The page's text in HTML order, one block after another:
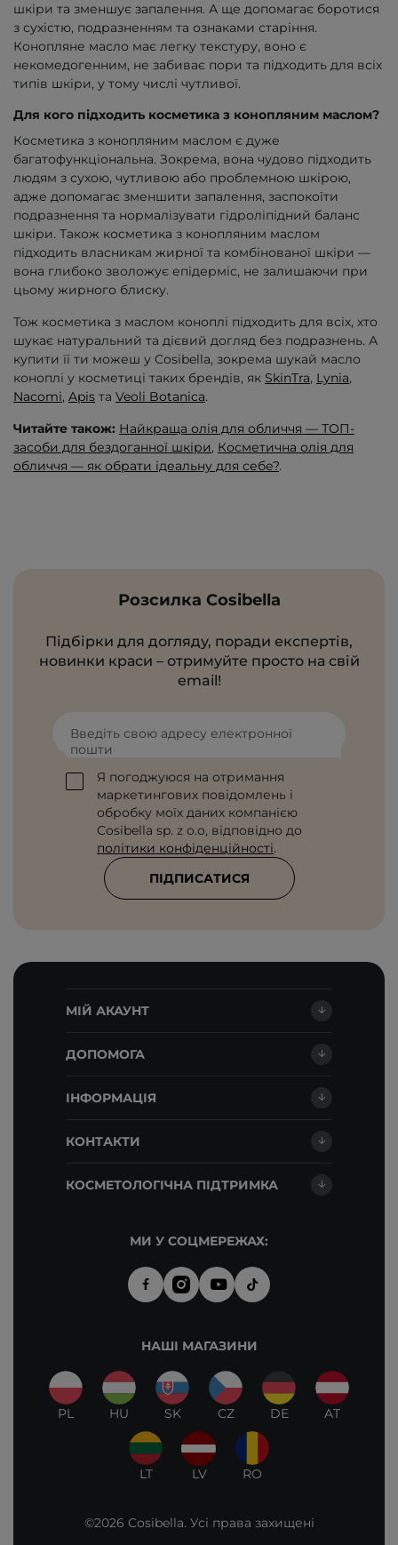
шкіри та зменшує запалення. А ще допомагає боротися
з сухістю, подразненням та ознаками старіння.
Конопляне масло має легку текстуру, воно є
некомедогенним, не забиває пори та підходить для всіх
типів шкіри, у тому числі чутливої.
Для кого підходить косметика з конопляним маслом?
Косметика з конопляним маслом є дуже
багатофункціональна. Зокрема, вона чудово підходить
людям з сухою, чутливою або проблемною шкірою,
адже допомагає зменшити запалення, заспокоїти
подразнення та нормалізувати гідроліпідний баланс
шкіри. Також косметика з конопляним маслом
підходить власникам жирної та комбінованої шкіри —
вона глибоко зволожує епідерміс, не залишаючи при
цьому жирного блиску.
Тож косметика з маслом коноплі підходить для всіх, хто
шукає натуральний та дієвий догляд без подразнень. А
купити її ти можеш у Cosibella, зокрема шукай масло
коноплі у косметиці таких брендів, як SkinTra, Lynia,
Nacomi, Apis та Veoli Botanica.
Читайте також: Найкраща олія для обличчя — ТОП-
засоби для бездоганної шкіри, Косметична олія для
обличчя — як обрати ідеальну для себе?.
Розсилка Cosibella
Підбірки для догляду, поради експертів,
новинки краси – отримуйте просто на свій
email!
Введіть свою адресу електронної
пошти
Я погоджуюся на отримання
маркетингових повідомлень і
обробку моїх даних компанією
Cosibella sp. z o.o, відповідно до
політики конфіденційності.
ПІДПИСАТИСЯ
МІЙ АКАУНТ
ДОПОМОГА
ІНФОРМАЦІЯ
КОНТАКТИ
КОСМЕТОЛОГІЧНА ПІДТРИМКА
МИ У СОЦМЕРЕЖАХ:
НАШІ МАГАЗИНИ
PL HU SK CZ DE AT
LT LV RO
©2026 Cosibella. Усі права захищені